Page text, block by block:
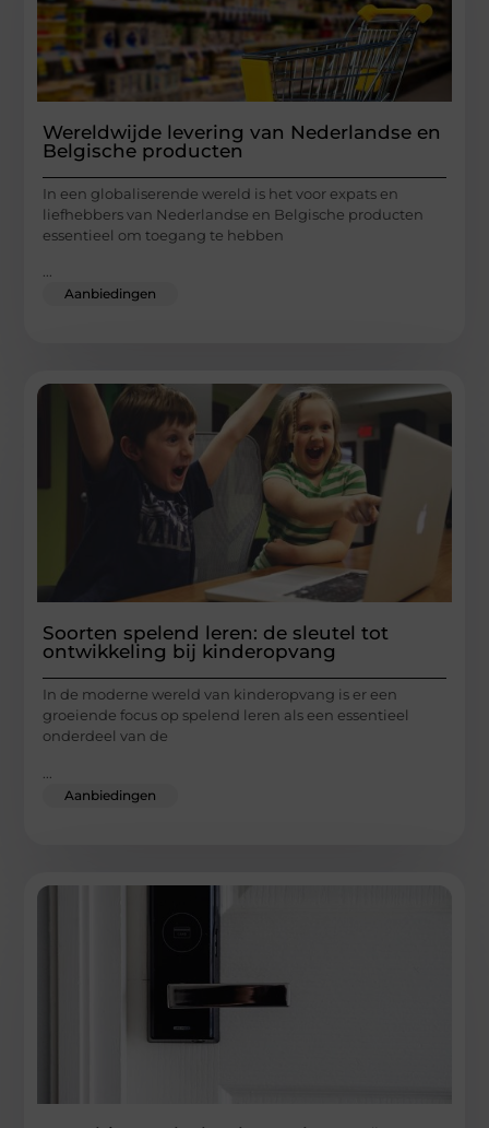
Wereldwijde levering van Nederlandse en
Belgische producten
In een globaliserende wereld is het voor expats en
liefhebbers van Nederlandse en Belgische producten
essentieel om toegang te hebben
...
Aanbiedingen
Soorten spelend leren: de sleutel tot
ontwikkeling bij kinderopvang
In de moderne wereld van kinderopvang is er een
groeiende focus op spelend leren als een essentieel
onderdeel van de
Aanbiedingen